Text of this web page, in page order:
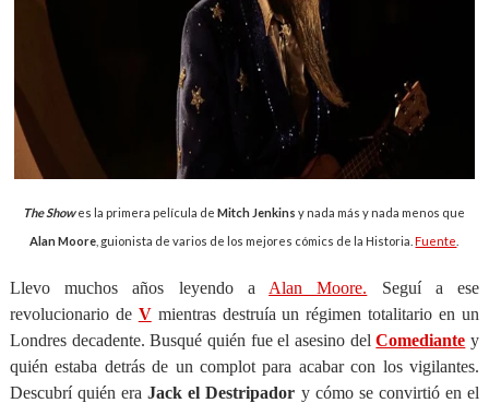
The Showes la primera película deMitch Jenkins y nada más y nada menos que
Alan Moore , guionista de varios de los mejores cómics de la Historia.Fuente
Llevo muchos años leyendo a Alan Moore. Seguí a ese
revolucionario de Vmientras destruía un régimen totalitario en un
Londres decadente. Busqué quién fue el asesino delComediante y
quién estaba detrás de un complot para acabar con los vigilantes.
Descubrí quién era Jack el Destripador y cómo se convirtió en el